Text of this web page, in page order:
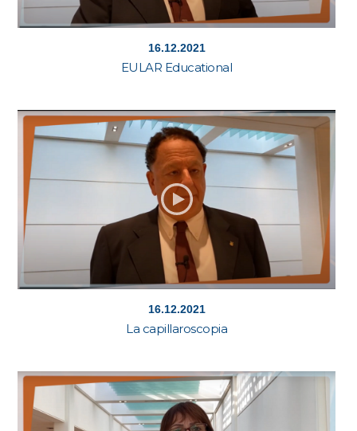
16.12.2021
EULAR Educational
16.12.2021
La capillaroscopia